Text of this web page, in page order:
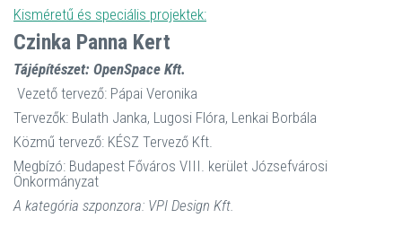
Kisméretű és speciális projektek:
Czinka Panna Kert
Tájépítészet: OpenSpace Kft.
Vezető tervező: Pápai Veronika
Tervezők: Bulath Janka, Lugosi Flóra, Lenkai Borbála
Közmű tervező: KÉSZ Tervező Kft.
Megbízó: Budapest Főváros VIII. kerület Józsefvárosi
Önkormányzat
A kategória szponzora: VPI Design Kft.